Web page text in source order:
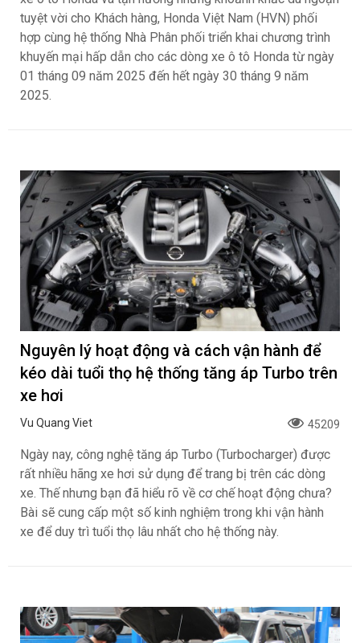
tuyệt vời cho Khách hàng, Honda Việt Nam (HVN) phối
hợp cùng hệ thống Nhà Phân phối triển khai chương trình
khuyến mại hấp dẫn cho các dòng xe ô tô Honda từ ngày
01 tháng 09 năm 2025 đến hết ngày 30 tháng 9 năm
2025.
Nguyên lý hoạt động và cách vận hành để
kéo dài tuổi thọ hệ thống tăng áp Turbo trên
xe hơi
Vu Quang Viet 45209
Ngày nay, công nghệ tăng áp Turbo (Turbocharger) được
rất nhiều hãng xe hơi sử dụng để trang bị trên các dòng
xe. Thế nhưng bạn đã hiểu rõ về cơ chế hoạt động chưa?
Bài sẽ cung cấp một số kinh nghiệm trong khi vận hành
xe để duy trì tuổi thọ lâu nhất cho hệ thống này.